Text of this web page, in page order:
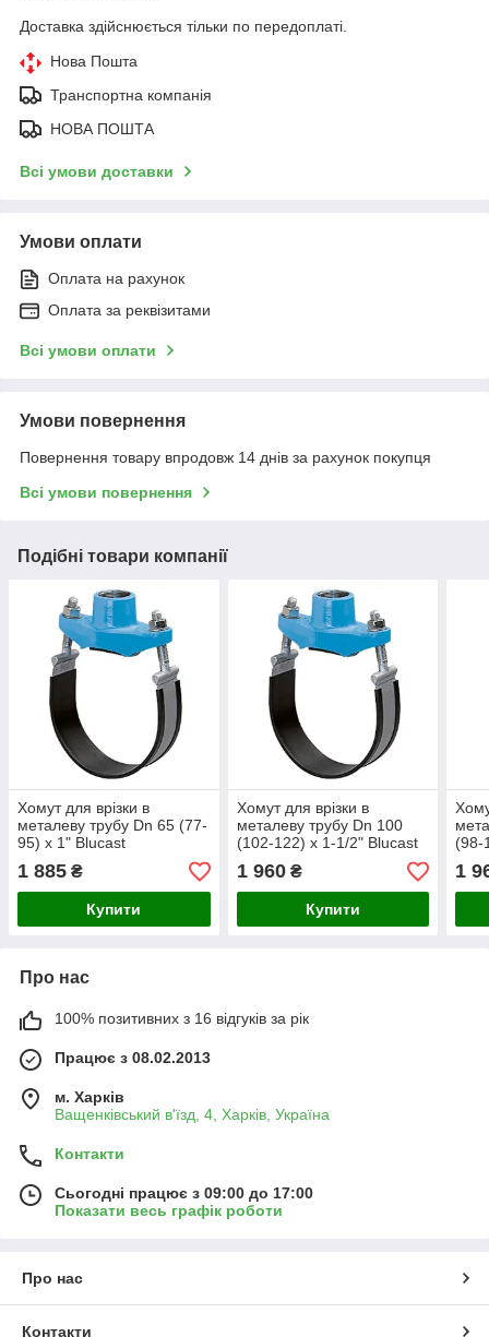
Доставка здійснюється тільки по передоплаті.
Нова Пошта
Транспортна компанія
НОВА ПОШТА
Всі умови доставки
Умови оплати
Оплата на рахунок
Оплата за реквізитами
Всі умови оплати
Умови повернення
Повернення товару впродовж 14 днів за рахунок покупця
Всі умови повернення
Подібні товари компанії
Хомут для врізки в
металеву трубу Dn 65 (77-
95) х 1" Blucast
1 885 ₴
Купити
Хомут для врізки в
металеву трубу Dn 100
(102-122) х 1-1/2" Blucast
1 960₴
Купити
(98-
1
Про нас
100% позитивних з 16 відгуків за рік
Працює з 08.02.2013
м. Харків
Ващенківський в'їзд, 4, Харків, Україна
Контакти
Сьогодні працює з 09:00 до 17:00
Показати весь графік роботи
Про нас
Контакти